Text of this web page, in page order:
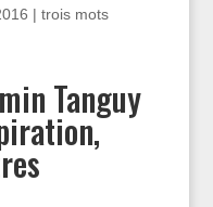
| trois mots
Tanguy